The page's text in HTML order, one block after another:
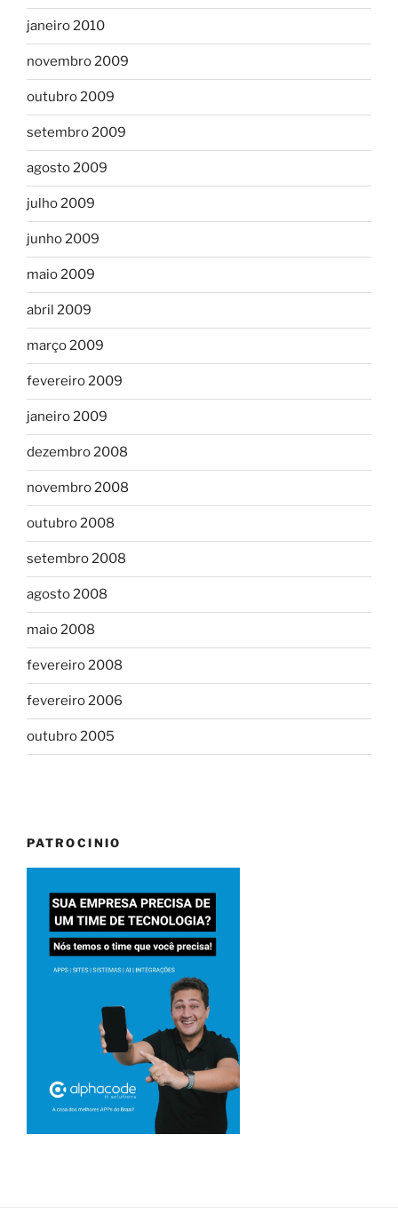
janeiro 2010
novembro 2009
outubro 2009
setembro 2009
agosto 2009
julho 2009
junho 2009
maio 2009
abril 2009
março 2009
fevereiro 2009
janeiro 2009
dezembro 2008
novembro 2008
outubro 2008
setembro 2008
agosto 2008
maio 2008
fevereiro 2008
fevereiro 2006
outubro 2005
PATROCINIO